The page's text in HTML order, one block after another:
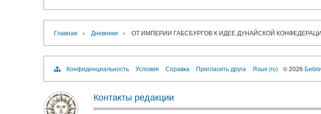
Главная › Дневники › ОТ ИМПЕРИИ ГАБСБУРГОВ К ИДЕЕ ДУНАЙСКОЙ
Конфиденциальность Условия Справка Пригласить друга Язык (ru) © 2026
Контакты редакции